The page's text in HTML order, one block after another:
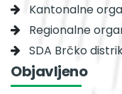
Kantonalne
Regionalne
SDA Brčko
Objavljeno